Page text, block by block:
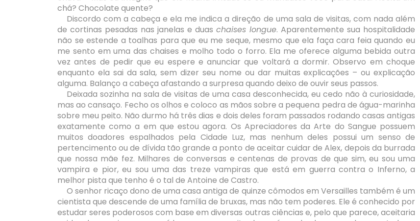
chá? Chocolate quente?
Discordo com a cabeça e ela me indica a direção de uma sala de visitas, com nada além
de cortinas pesadas nas janelas e duas chaises longue. Aparentemente sua hospitalidade
não se estende a toalhas para que eu me seque, mesmo que ela faça cara feia quando eu
me sento em uma das chaises e molho todo o forro. Ela me oferece alguma bebida outra
vez antes de pedir que eu espere e anunciar que voltará a dormir. Observo em choque
enquanto ela sai da sala, sem dizer seu nome ou dar muitas explicações – ou explicação
alguma. Balanço a cabeça afastando a surpresa quando deixo de ouvir seus passos.
Deixada sozinha na sala de visitas de uma casa desconhecida, eu cedo não à curiosidade,
mas ao cansaço. Fecho os olhos e coloco as mãos sobre a pequena pedra de água-marinha
sobre meu peito. Não durmo há três dias e dois deles foram passados rodando casas antigas
exatamente como a em que estou agora. Os Apreciadores da Arte do Sangue possuem
muitos doadores espalhados pela Cidade Luz, mas nenhum deles possui um senso de
pertencimento ou de dívida tão grande a ponto de aceitar cuidar de Alex, depois da burrada
que nossa mãe fez. Milhares de conversas e centenas de provas de que sim, eu sou uma
vampira e pior, eu sou uma das treze vampiras que está em guerra contra o Inferno, a
melhor pista que tenho é o tal de Antoine de Castro.
O senhor ricaço dono de uma casa antiga de quinze cômodos em Versailles também é um
cientista que descende de uma família de bruxas, mas não tem poderes. Ele é conhecido por
estudar seres poderosos com base em diversas outras ciências e, pelo que parece, aceitaria